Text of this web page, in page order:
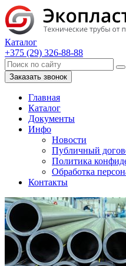
Каталог
+375 (29) 326-88-88
Заказать звонок
Главная
Каталог
Документы
Инфо
Новости
Публичный
Политика
Обработка
Контакты